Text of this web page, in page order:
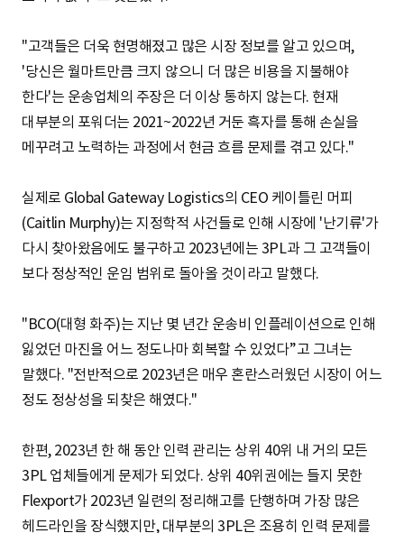
"고객들은 더욱 현명해졌고 많은 시장 정보를 알고 있으며,
'당신은 월마트만큼 크지 않으니 더 많은 비용을 지불해야
한다'는 운송업체의 주장은 더 이상 통하지 않는다. 현재
대부분의 포워더는 2021~2022년 거둔 흑자를 통해 손실을
메꾸려고 노력하는 과정에서 현금 흐름 문제를 겪고 있다."
실제로 Global Gateway Logistics의 CEO 케이틀린 머피
(Caitlin Murphy)는 지정학적 사건들로 인해 시장에 '난기류'가
다시 찾아왔음에도 불구하고 2023년에는 3PL과 그 고객들이
보다 정상적인 운임 범위로 돌아올 것이라고 말했다.
"BCO(대형 화주)는 지난 몇 년간 운송비 인플레이션으로 인해
잃었던 마진을 어느 정도나마 회복할 수 있었다”고 그녀는
말했다. "전반적으로 2023년은 매우 혼란스러웠던 시장이 어느
정도 정상성을 되찾은 해였다."
한편, 2023년 한 해 동안 인력 관리는 상위 40위 내 거의 모든
3PL 업체들에게 문제가 되었다. 상위 40위권에는 들지 못한
Flexport가 2023년 일련의 정리해고를 단행하며 가장 많은
헤드라인을 장식했지만, 대부분의 3PL은 조용히 인력 문제를